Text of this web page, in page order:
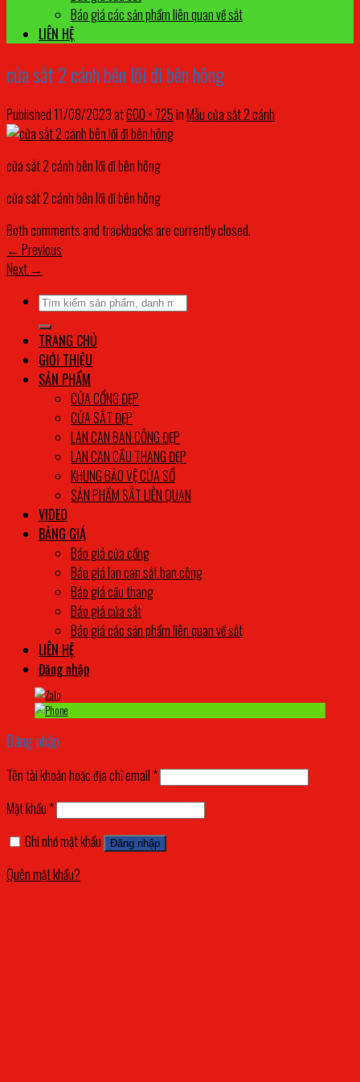
Báo giá các sản phẩm liên quan về sắt
LIÊN HỆ
cửa sắt 2 cánh bên lối đi bên hông
Published11/08/2023at600 × 725inMẫu cửa sắt 2 cánh
cửa sắt 2 cánh bên lối đi bên hông
cửa sắt 2 cánh bên lối đi bên hông
Both comments and trackbacks are currently closed.
← Previous
Next →
Tìm
kiếm:
TRANG CHỦ
GIỚI THIỆU
SẢN PHẨM
CỬA CỔNG ĐẸP
CỬA SẮT ĐẸP
LAN CAN BAN CÔNG ĐẸP
LAN CAN CẦU THANG ĐẸP
KHUNG BẢO VỆ CỬA SỔ
SẢN PHẨM SẮT LIÊN QUAN
VIDEO
BẢNG GIÁ
Báo giá cửa cổng
Báo giá lan can sắt ban công
Báo giá cầu thang
Báo giá cửa sắt
Báo giá các sản phẩm liên quan về sắt
LIÊN HỆ
Đăng nhập
Đăng nhập
Tên tài khoản hoặc địa chỉ email *
Mật khẩu *
Ghi nhớ mật khẩu
Đăng nhập
Quên mật khẩu?